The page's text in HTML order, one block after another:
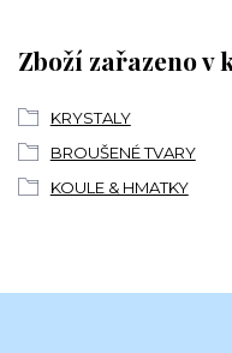
Zboží zařazeno v
KRYSTALY
BROUŠENÉ TVARY
KOULE & HMATKY